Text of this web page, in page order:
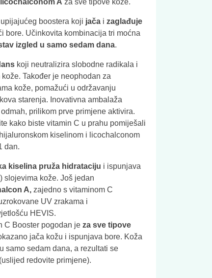
licochalconom A za sve tipove kože.
boostera koji jača i zaglađuje
bore. Učinkovita kombinacija tri moćna
izgled u samo sedam dana.
koji neutralizira slobodne radikala i
Također je neophodan za
kože, pomažući u održavanju
starenja. Inovativna ambalaža
prilikom prve primjene aktivira.
kako biste vitamin C u prahu pomiješali
kiselinom i licochalconom
dan.
kiselina pruža hidrataciju i ispunjava
slojevima kože. Još jedan
A,zajedno s vitaminom C
UV zrakama i
HEVIS.
C Booster pogodan je za sve tipove
jača kožu i ispunjava bore. Koža
samo sedam dana, a rezultati se
redovite primjene).